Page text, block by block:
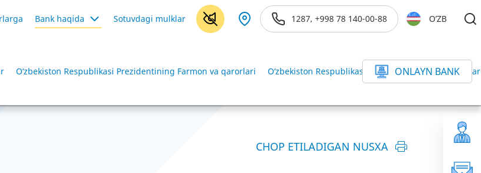
Bank haqida Sotuvdagi mulklar 1287, +998 78 140-00-88 O’ZB
O‘zbekiston Respublikasi Prezidentining Farmon va qarorlari O‘zbekiston Respublikasi Vazirlar Mahkamasining
ONLAYN BANK
CHOP ETILADIGAN NUSXA